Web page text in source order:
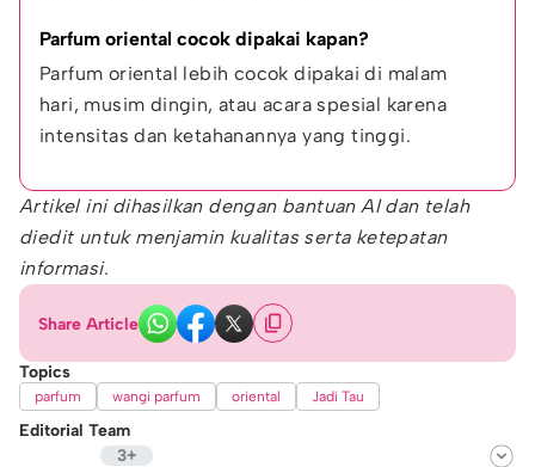
Parfum oriental cocok dipakai kapan?
Parfum oriental lebih cocok dipakai di malam
hari, musim dingin, atau acara spesial karena
intensitas dan ketahanannya yang tinggi.
Artikel ini dihasilkan dengan bantuan AI dan telah
diedit untuk menjamin kualitas serta ketepatan
informasi.
Share Article
Topics
parfum wangi parfum oriental Jadi Tau
Editorial Team
3+